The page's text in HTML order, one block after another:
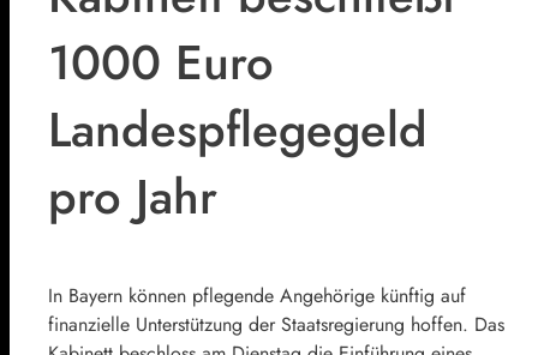
1000 Euro
Landespflegegeld
pro Jahr
In Bayern können pflegende Angehörige künftig auf
finanzielle Unterstützung der Staatsregierung hoffen. Das